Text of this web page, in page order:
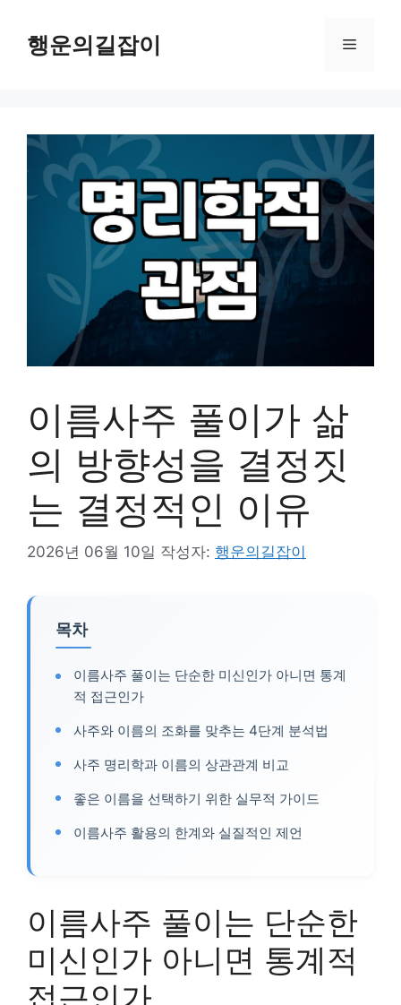
행운의길잡이 메
이름사주 풀이가 삶
의 방향성을 결정짓
는 결정적인 이유
2026년 06월 10일 작성자: 행운의길잡이
목차
이름사주 풀이는 단순한 미신인가 아니면 통계
적 접근인가
사주와 이름의 조화를 맞추는 4단계 분석법
사주 명리학과 이름의 상관관계 비교
좋은 이름을 선택하기 위한 실무적 가이드
이름사주 활용의 한계와 실질적인 제언
이름사주 풀이는 단순한
미신인가 아니면 통계적
접근인가